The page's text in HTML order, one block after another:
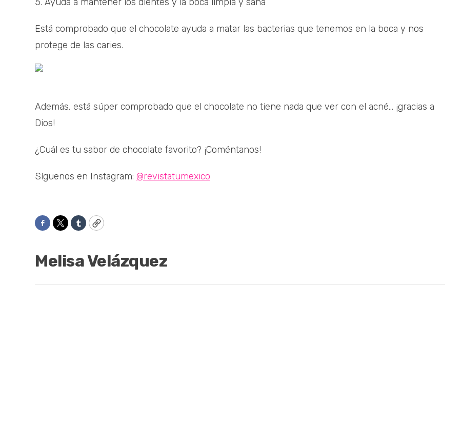
Está comprobado que el chocolate ayuda a matar las bacterias que tenemos en la boca y nos
protege de las caries.
Además, está súper comprobado que el chocolate no tiene nada que ver con el acné... ¡gracias a
Dios!
¿Cuál es tu sabor de chocolate favorito? ¡Coméntanos!
Síguenos en Instagram: @revistatumexico
Facebook
TwitterTumblrCopy
Melisa Velázquez